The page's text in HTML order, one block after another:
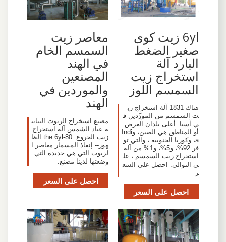
6yl زيت كوى
صغير الضغط
البارد آلة
استخراج زيت
السمسم اللوز
هناك 1831 آلة استخراج زي
ت السمسم من المورِّدين ف
ي آسيا. أعلى بلدان العرض
أو المناطق هي الصين، وIndi
a، وكوريا الجنوبية ، والتي تو
فر 92%، و5%، و1% من آلة
استخراج زيت السمسم ، عل
ى التوالي. احصل على السع
ر
احصل على السعر
معاصر زيت
السمسم الخام
في الهند
المصنعين
والموردين في
الهند
مصنع استخراج الزيوت النباتي
ة عباد الشمس آلة استخراج
زيت الخروع. the 6yl-80 الظ
هور-- إنقاذ المسمار معاصر ا
لزيوت التي هي جديدة التي
وضعتها لدينا مصنع.
احصل على السعر